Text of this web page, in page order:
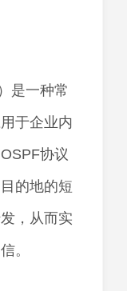
是一种常
于企业内
协议
的地的短
，从而实
。